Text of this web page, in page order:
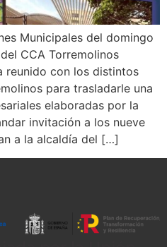
Municipales del domingo
CCA Torremolinos
reunido con los distintos
para trasladarle una
elaboradas por la
invitación a los nueve
a la alcaldía del […]